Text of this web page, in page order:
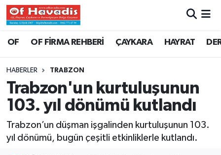
OF OF FİRMA REHBERİ ÇAYKARA HAYRAT
HABERLER TRABZON
Trabzon'un kurtuluşunun
103. yıl dönümü kutlandı
Trabzon’un düşman işgalinden kurtuluşunun 103.
yıl dönümü, bugün çeşitli etkinliklerle kutlandı.
Trabzon Nöbetçi Eczaneler
Trabzon Namaz Vakitleri
Trabzon Trafik Yoğunluk Haritası
Süper Lig Puan Durumu ve Fikstür